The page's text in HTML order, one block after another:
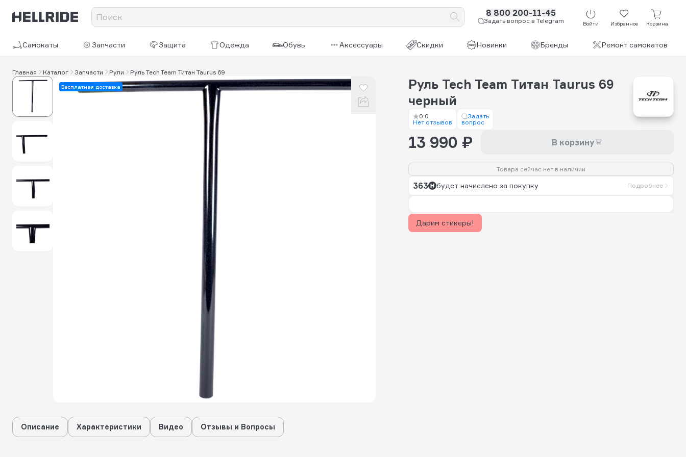
8 800 200-11-45
Задать вопрос в Telegram Войти Избранное Корзина
Самокаты Запчасти Защита Одежда Обувь Аксессуары Скидки Новинки Бренды Ремонт самокатов
Главная Каталог Запчасти Рули Руль Tech Team Титан Taurus 69
Бесплатная доставка
Руль Tech Team Титан Taurus 69
черный
0.0
Нет отзывов
Задать
вопрос
13 990 ₽ В корзину
Товара сейчас нет в наличии
363 будет начислено за покупку Подробнее
Дарим стикеры!
Описание Характеристики Видео Отзывы и Вопросы